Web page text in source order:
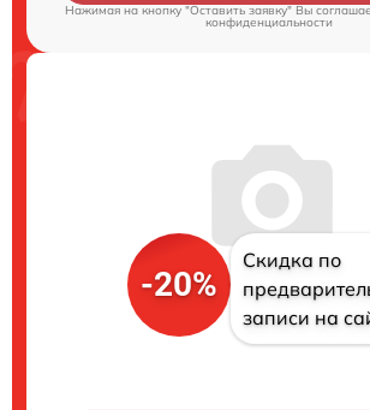
Нажимая на кнопку "Оставить заявку" Вы
конфиденциальности
-20%
Скидка по
записи на